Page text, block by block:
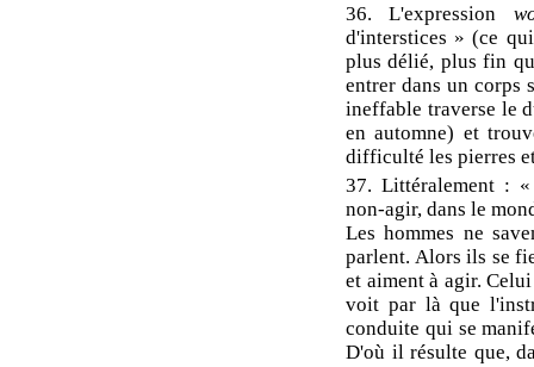
36. L'expression
d'interstices » (ce
plus délié, plus fin
entrer dans un corps
ineffable traverse le
en automne) et
difficulté les pierres
37. Littéralement :
non-agir, dans le
Les hommes ne
parlent. Alors ils se
et aiment à agir.
voit par là que
conduite qui se
D'où il résulte que,